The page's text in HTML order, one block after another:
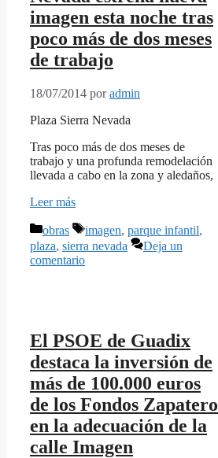
imagen esta noche tras
poco más de dos meses
de trabajo
18/07/2014 poradmin
Plaza Sierra Nevada
Tras poco más de dos meses de
trabajo y una profunda remodelación
llevada a cabo en la zona y aledaños,
Leer más
Categorías
obras Etiquetas
imagen, parque infantil,
plaza, sierra nevada
Deja un
comentario
El PSOE de Guadix
destaca la inversión de
más de 100.000 euros
de los Fondos Zapatero
en la adecuación de la
calle Imagen